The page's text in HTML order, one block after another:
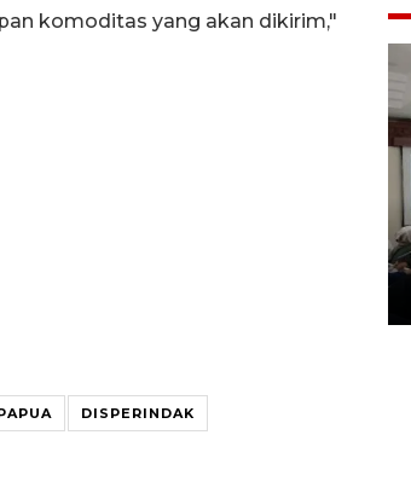
komoditas yang akan dikirim,"
DISPERINDAK